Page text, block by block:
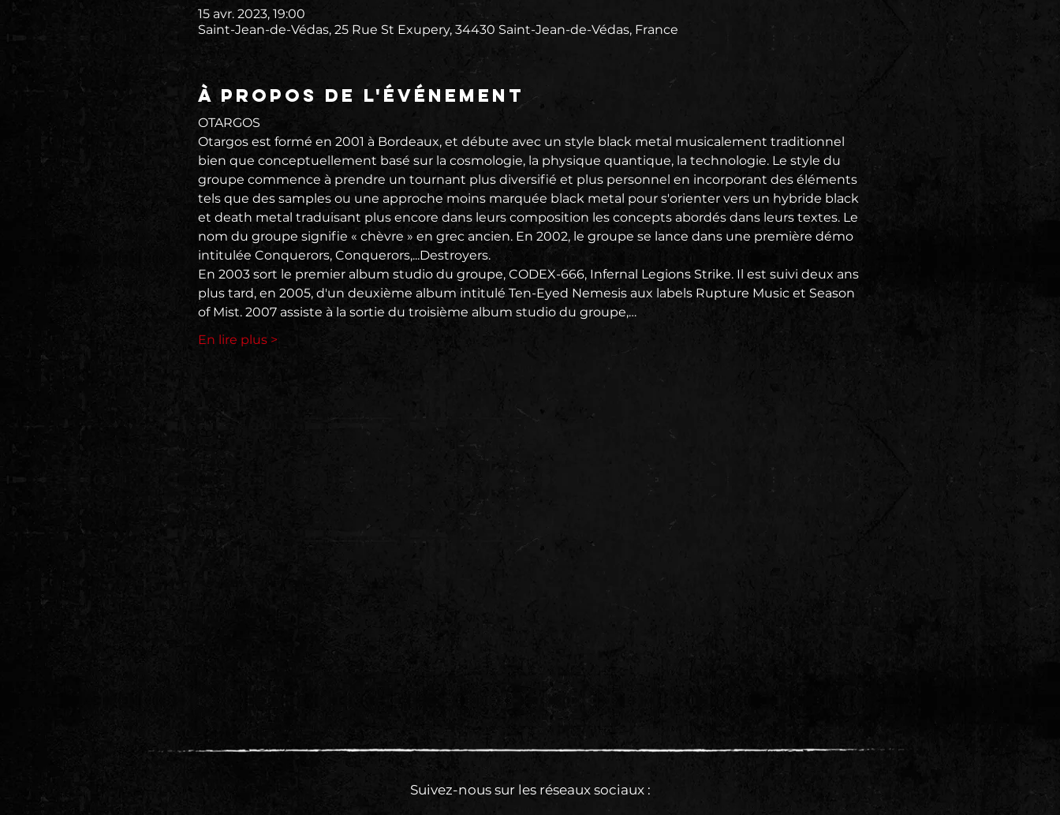
15 avr. 2023, 19:00
Saint-Jean-de-Védas, 25 Rue St Exupery, 34430 Saint-Jean-de-Védas, France
À propos de l'événement
OTARGOS
Otargos est formé en 2001 à Bordeaux, et débute avec un style black metal musicalement traditionnel
bien que conceptuellement basé sur la cosmologie, la physique quantique, la technologie. Le style du
groupe commence à prendre un tournant plus diversifié et plus personnel en incorporant des éléments
tels que des samples ou une approche moins marquée black metal pour s'orienter vers un hybride black
et death metal traduisant plus encore dans leurs composition les concepts abordés dans leurs textes. Le
nom du groupe signifie « chèvre » en grec ancien. En 2002, le groupe se lance dans une première démo
intitulée Conquerors, Conquerors,...Destroyers.
En 2003 sort le premier album studio du groupe, CODEX-666, Infernal Legions Strike. Il est suivi deux ans
plus tard, en 2005, d'un deuxième album intitulé Ten-Eyed Nemesis aux labels Rupture Music et Season
of Mist. 2007 assiste à la sortie du troisième album studio du groupe,…
En lire plus >
Suivez-nous sur les réseaux sociaux :